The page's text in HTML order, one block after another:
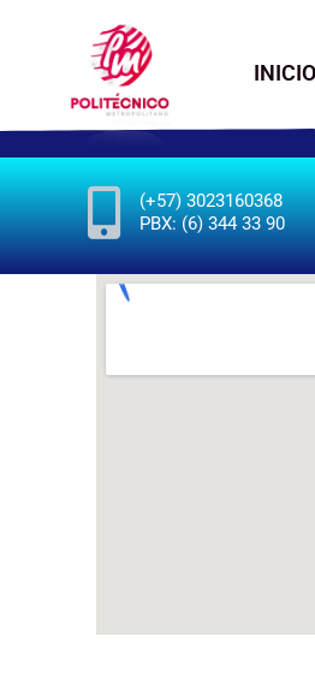
INICIO
(+57) 3023160368
PBX: (6) 344 33 90